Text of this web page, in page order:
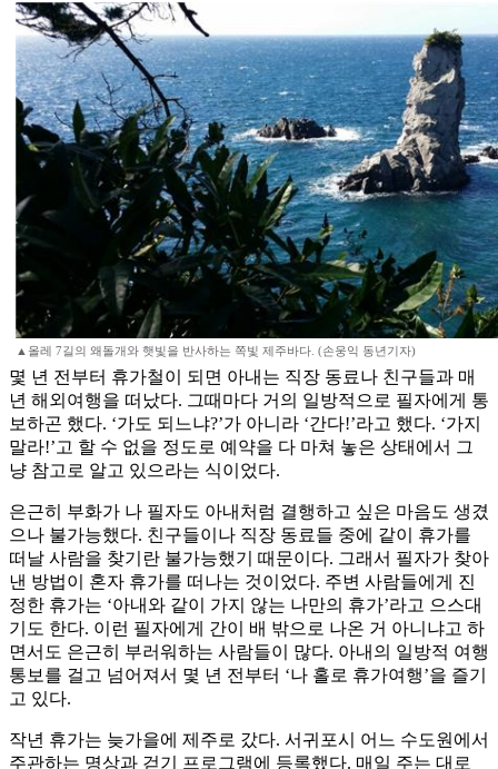
▲올레 7길의 왜돌개와 햇빛을 반사하는 쪽빛 제주바다. (손웅익 동년기자)
몇 년 전부터 휴가철이 되면 아내는 직장 동료나 친구들과 매
년 해외여행을 떠났다. 그때마다 거의 일방적으로 필자에게 통
보하곤 했다. ‘가도 되느냐?’가 아니라 ‘간다!’라고 했다. ‘가지
말라!’고 할 수 없을 정도로 예약을 다 마쳐 놓은 상태에서 그
냥 참고로 알고 있으라는 식이었다.
은근히 부화가 나 필자도 아내처럼 결행하고 싶은 마음도 생겼
으나 불가능했다. 친구들이나 직장 동료들 중에 같이 휴가를
떠날 사람을 찾기란 불가능했기 때문이다. 그래서 필자가 찾아
낸 방법이 혼자 휴가를 떠나는 것이었다. 주변 사람들에게 진
정한 휴가는 ‘아내와 같이 가지 않는 나만의 휴가’라고 으스대
기도 한다. 이런 필자에게 간이 배 밖으로 나온 거 아니냐고 하
면서도 은근히 부러워하는 사람들이 많다. 아내의 일방적 여행
통보를 걸고 넘어져서 몇 년 전부터 ‘나 홀로 휴가여행’을 즐기
고 있다.
작년 휴가는 늦가을에 제주로 갔다. 서귀포시 어느 수도원에서
주관하는 명상과 걷기 프로그램에 등록했다. 매일 주는 대로